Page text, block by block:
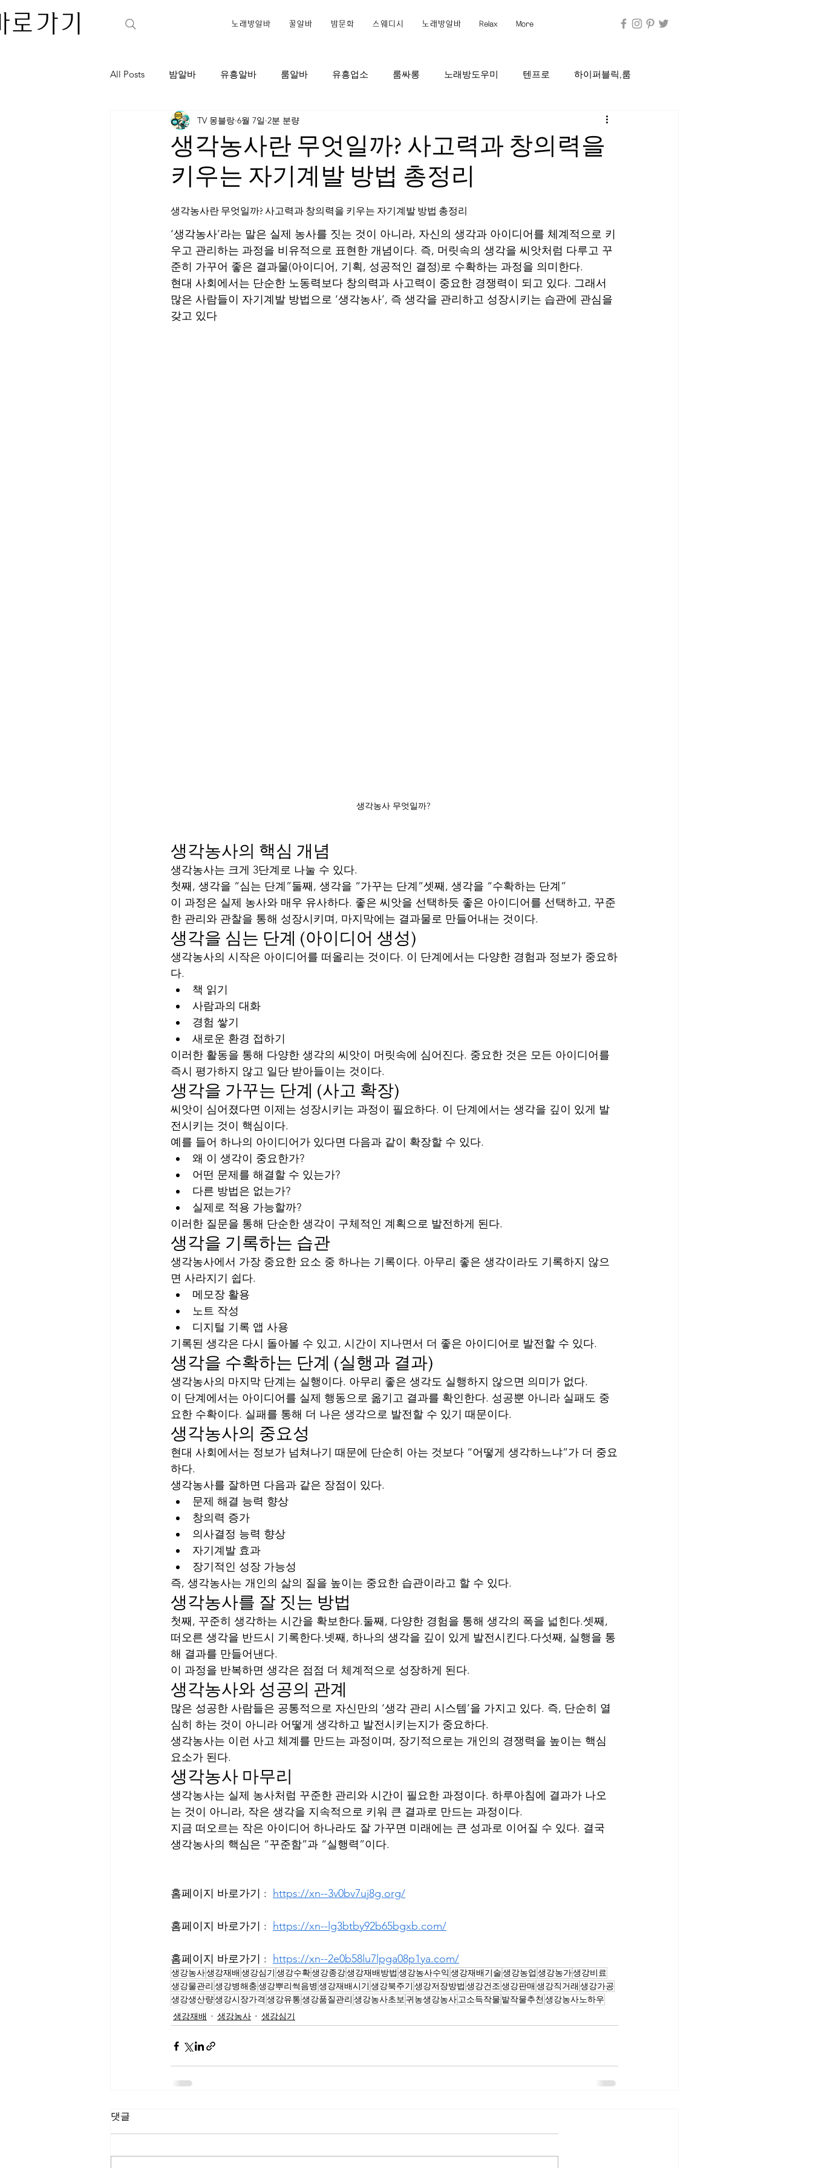
가기 노래방알바 꿀알바 밤문화 스웨디시 노래방알바 Relax More
All Posts 밤알바 유흥알바 룸알바 유흥업소 룸싸롱 노래방도우미 텐프로 하이퍼블릭,룸
노래주점 아르바이트
학원아르바이트 판매아르바이트 안전한아르바이트 경험아르바이트
셔츠룸 강남가라오케 강남스웨디시 논현동스웨디시
생각농사란 무엇일까? 사고력과 창의력을
키우는 자기계발 방법 총정리
TV 몽블랑 6월 7일 2분 분량
생각농사란 무엇일까? 사고력과 창의력을 키우는 자기계발 방법 총정리
‘생각농사’라는 말은 실제 농사를 짓는 것이 아니라, 자신의 생각과 아이디어를 체계적으로 키
우고 관리하는 과정을 비유적으로 표현한 개념이다. 즉, 머릿속의 생각을 씨앗처럼 다루고 꾸
준히 가꾸어 좋은 결과물(아이디어, 기획, 성공적인 결정)로 수확하는 과정을 의미한다.
현대 사회에서는 단순한 노동력보다 창의력과 사고력이 중요한 경쟁력이 되고 있다. 그래서
많은 사람들이 자기계발 방법으로 ‘생각농사’, 즉 생각을 관리하고 성장시키는 습관에 관심을
갖고 있다
생각농사 무엇일까?
생각농사의 핵심 개념
생각농사는 크게 3단계로 나눌 수 있다.
첫째, 생각을 “심는 단계”둘째, 생각을 “가꾸는 단계”셋째, 생각을 “수확하는 단계”
이 과정은 실제 농사와 매우 유사하다. 좋은 씨앗을 선택하듯 좋은 아이디어를 선택하고, 꾸준
한 관리와 관찰을 통해 성장시키며, 마지막에는 결과물로 만들어내는 것이다.
생각을 심는 단계 (아이디어 생성)
생각농사의 시작은 아이디어를 떠올리는 것이다. 이 단계에서는 다양한 경험과 정보가 중요하
다.
책 읽기
사람과의 대화
경험 쌓기
새로운 환경 접하기
이러한 활동을 통해 다양한 생각의 씨앗이 머릿속에 심어진다. 중요한 것은 모든 아이디어를
즉시 평가하지 않고 일단 받아들이는 것이다.
생각을 가꾸는 단계 (사고 확장)
씨앗이 심어졌다면 이제는 성장시키는 과정이 필요하다. 이 단계에서는 생각을 깊이 있게 발
전시키는 것이 핵심이다.
예를 들어 하나의 아이디어가 있다면 다음과 같이 확장할 수 있다.
왜 이 생각이 중요한가?
어떤 문제를 해결할 수 있는가?
다른 방법은 없는가?
실제로 적용 가능할까?
이러한 질문을 통해 단순한 생각이 구체적인 계획으로 발전하게 된다.
생각을 기록하는 습관
생각농사에서 가장 중요한 요소 중 하나는 기록이다. 아무리 좋은 생각이라도 기록하지 않으
면 사라지기 쉽다.
메모장 활용
노트 작성
디지털 기록 앱 사용
기록된 생각은 다시 돌아볼 수 있고, 시간이 지나면서 더 좋은 아이디어로 발전할 수 있다.
생각을 수확하는 단계 (실행과 결과)
생각농사의 마지막 단계는 실행이다. 아무리 좋은 생각도 실행하지 않으면 의미가 없다.
이 단계에서는 아이디어를 실제 행동으로 옮기고 결과를 확인한다. 성공뿐 아니라 실패도 중
요한 수확이다. 실패를 통해 더 나은 생각으로 발전할 수 있기 때문이다.
생각농사의 중요성
현대 사회에서는 정보가 넘쳐나기 때문에 단순히 아는 것보다 “어떻게 생각하느냐”가 더 중요
하다.
생각농사를 잘하면 다음과 같은 장점이 있다.
문제 해결 능력 향상
창의력 증가
의사결정 능력 향상
자기계발 효과
장기적인 성장 가능성
즉, 생각농사는 개인의 삶의 질을 높이는 중요한 습관이라고 할 수 있다.
생각농사를 잘 짓는 방법
첫째, 꾸준히 생각하는 시간을 확보한다.둘째, 다양한 경험을 통해 생각의 폭을 넓힌다.셋째,
떠오른 생각을 반드시 기록한다.넷째, 하나의 생각을 깊이 있게 발전시킨다.다섯째, 실행을 통
해 결과를 만들어낸다.
이 과정을 반복하면 생각은 점점 더 체계적으로 성장하게 된다.
생각농사와 성공의 관계
많은 성공한 사람들은 공통적으로 자신만의 ‘생각 관리 시스템’을 가지고 있다. 즉, 단순히 열
심히 하는 것이 아니라 어떻게 생각하고 발전시키는지가 중요하다.
생각농사는 이런 사고 체계를 만드는 과정이며, 장기적으로는 개인의 경쟁력을 높이는 핵심
요소가 된다.
생각농사 마무리
생각농사는 실제 농사처럼 꾸준한 관리와 시간이 필요한 과정이다. 하루아침에 결과가 나오
는 것이 아니라, 작은 생각을 지속적으로 키워 큰 결과로 만드는 과정이다.
지금 떠오르는 작은 아이디어 하나라도 잘 가꾸면 미래에는 큰 성과로 이어질 수 있다. 결국
생각농사의 핵심은 “꾸준함”과 “실행력”이다.
홈페이지 바로가기 : https://xn--3v0bv7uj8g.org/
홈페이지 바로가기 : https://xn--lg3btby92b65bgxb.com/
홈페이지 바로가기 : https://xn--2e0b58lu7lpga08p1ya.com/
생강농사생강재배 생강심기 생강수확생강종강생강재배방법 생강농사수익 생강재배기술생강농업 생강농가생강비료
생강물관리 생강병해충생강뿌리썩음병 생강재배시기 생강북주기 생강저장방법 생강건조생강판매 생강직거래 생강가공
생강생산량생강시장가격 생강유통생강품질관리 생강농사초보 귀농생강농사고소득작물 밭작물추천 생강농사노하우
생강재배
생강농사 생강심기
댓글